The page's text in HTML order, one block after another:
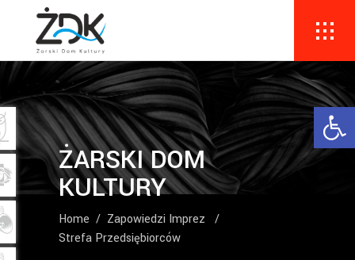
ŻARSKI DOM
KULTURY
Home / Zapowiedzi Imprez
/
Strefa Przedsiębiorców